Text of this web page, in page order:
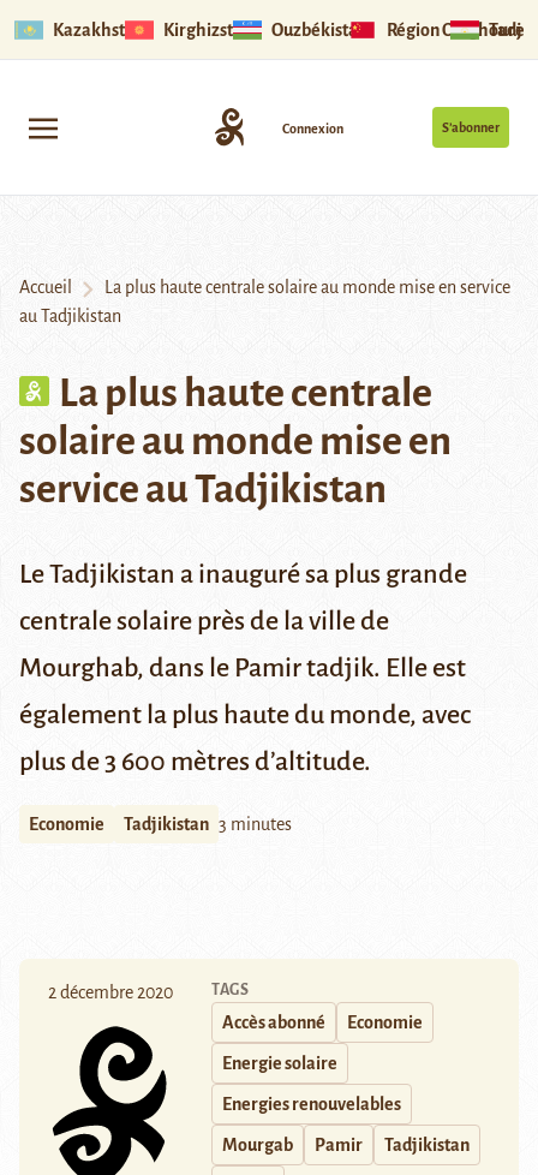
Kazakhstan Kirghizstan Ouzbékistan Région Ouïghoure
S’abonner
Connexion
Accueil
La plus haute centrale solaire au monde mise en service
au Tadjikistan
La plus haute centrale
solaire au monde mise en
service au Tadjikistan
Le Tadjikistan a inauguré sa plus grande
centrale solaire près de la ville de
Mourghab, dans le Pamir tadjik. Elle est
également la plus haute du monde, avec
plus de 3 600 mètres d’altitude.
Economie Tadjikistan 3 minutes
2 décembre 2020 TAGS
Accès abonné Economie
Energie solaire
Energies renouvelables
Mourgab Pamir Tadjikistan